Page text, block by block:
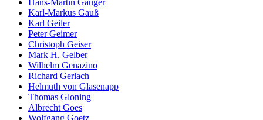
Karl-Markus Gauß
Karl Geiler
Peter Geimer
Christoph Geiser
Mark H. Gelber
Wilhelm Genazino
Richard Gerlach
Helmuth von Glasenapp
Thomas Gloning
Albrecht Goes
Wolfgang Goetz